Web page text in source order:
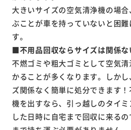
大きいサイズの空気清浄機の場
ぶことが車を持っていないと困
す。
■不用品回収ならサイズは関係な
不燃ゴミや粗大ゴミとして空気
かることが多くなります。しか
ズ関係なく簡単に処分できます
機を出すなら、引っ越しのタイ
した日時に自宅まで回収に来る